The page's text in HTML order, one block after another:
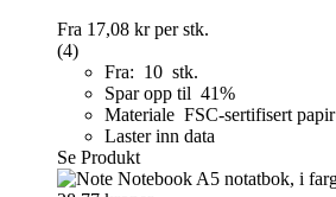
Fra 17,08 krper stk.
(4)
Fra: 10 stk.
Spar opp til 41%
Materiale FSC-sertifisert papir
Laster inn data
Se Produkt